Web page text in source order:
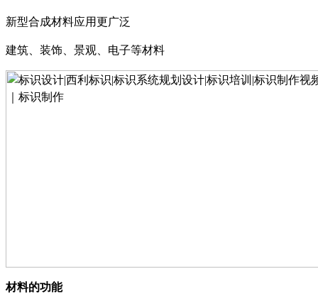
新型合成材料应用更广泛
建筑、装饰、景观、电子等材料
材料的功能